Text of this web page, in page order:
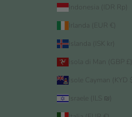
Indonesia (IDR Rp)
Irlanda (EUR €)
Islanda (ISK kr)
Isola di Man (GBP £)
Isole Cayman (KYD $)
Israele (ILS ₪)